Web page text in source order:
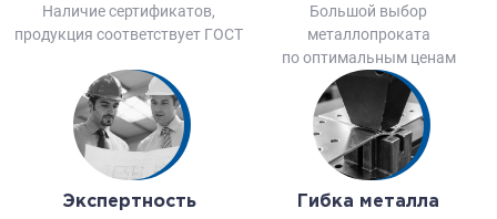
Наличие сертификатов,
продукция соответствует ГОСТ
Большой выбор
металлопроката
по оптимальным ценам
Экспертность Гибка металла